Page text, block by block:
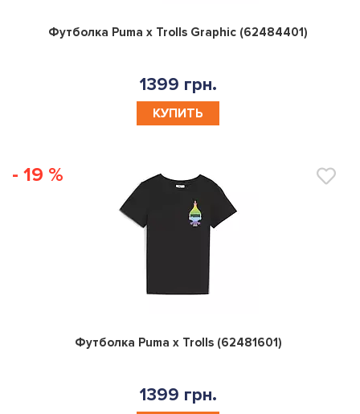
0
Футболка Puma x Trolls Graphic (62484401)
1399 грн.
КУПИТЬ
- 19 %
0
Футболка Puma x Trolls (62481601)
1399 грн.